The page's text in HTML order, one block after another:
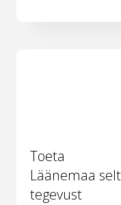
Toeta
Läänemaa
tegevust